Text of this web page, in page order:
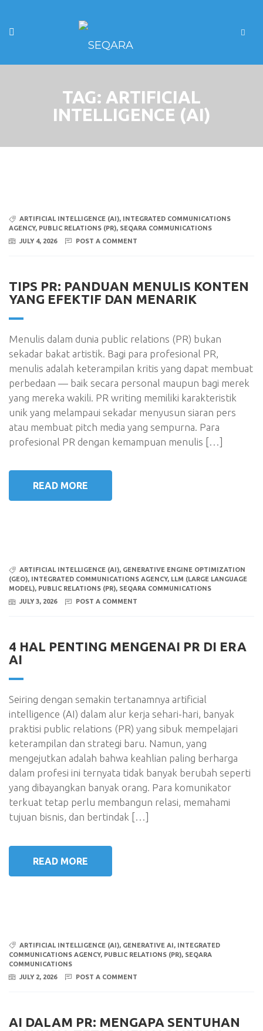
TAG: ARTIFICIAL
INTELLIGENCE (AI)
ARTIFICIAL INTELLIGENCE (AI), INTEGRATED COMMUNICATIONS
AGENCY, PUBLIC RELATIONS (PR), SEQARA COMMUNICATIONS
JULY 4, 2026
POST A COMMENT
TIPS PR: PANDUAN MENULIS KONTEN
YANG EFEKTIF DAN MENARIK
Menulis dalam dunia public relations (PR) bukan
sekadar bakat artistik. Bagi para profesional PR,
menulis adalah keterampilan kritis yang dapat membuat
perbedaan — baik secara personal maupun bagi merek
yang mereka wakili. PR writing memiliki karakteristik
unik yang melampaui sekadar menyusun siaran pers
atau membuat pitch media yang sempurna. Para
profesional PR dengan kemampuan menulis […]
READ MORE
ARTIFICIAL INTELLIGENCE (AI), GENERATIVE ENGINE OPTIMIZATION
(GEO), INTEGRATED COMMUNICATIONS AGENCY, LLM (LARGE LANGUAGE
MODEL), PUBLIC RELATIONS (PR), SEQARA COMMUNICATIONS
JULY 3, 2026
POST A COMMENT
4 HAL PENTING MENGENAI PR DI ERA
AI
Seiring dengan semakin tertanamnya artificial
intelligence (AI) dalam alur kerja sehari-hari, banyak
praktisi public relations (PR) yang sibuk mempelajari
keterampilan dan strategi baru. Namun, yang
mengejutkan adalah bahwa keahlian paling berharga
dalam profesi ini ternyata tidak banyak berubah seperti
yang dibayangkan banyak orang. Para komunikator
terkuat tetap perlu membangun relasi, memahami
tujuan bisnis, dan bertindak […]
READ MORE
ARTIFICIAL INTELLIGENCE (AI), GENERATIVE AI, INTEGRATED
COMMUNICATIONS AGENCY, PUBLIC RELATIONS (PR), SEQARA
COMMUNICATIONS
JULY 2, 2026
POST A COMMENT
AI DALAM PR: MENGAPA SENTUHAN